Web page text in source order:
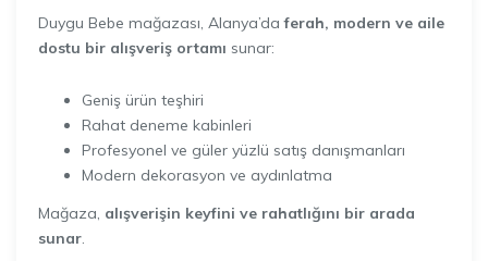
Duygu Bebe mağazası, Alanya’daferah, modern ve aile
dostu bir alışveriş ortamı sunar:
Geniş ürün teşhiri
Rahat deneme kabinleri
Profesyonel ve güler yüzlü satış danışmanları
Modern dekorasyon ve aydınlatma
Mağaza, alışverişin keyfini ve rahatlığını bir arada
sunar